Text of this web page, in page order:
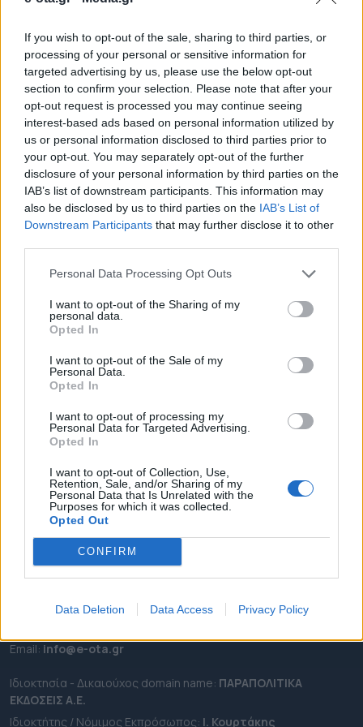
If you wish to opt-out of the sale, sharing to third parties, or
processing of your personal or sensitive information for
targeted advertising by us, please use the below opt-out
section to confirm your selection. Please note that after your
opt-out request is processed you may continue seeing
interest-based ads based on personal information utilized by
us or personal information disclosed to third parties prior to
your opt-out. You may separately opt-out of the further
disclosure of your personal information by third parties on the
IAB’s list of downstream participants. This information may
also be disclosed by us to third parties on the IAB’s List of
Downstream Participants that may further disclose it to other
Personal Data Processing Opt Outs
I want to opt-out of the Sharing of my
personal data.
Opted In
I want to opt-out of the Sale of my
Personal Data.
Opted In
I want to opt-out of processing my
Personal Data for Targeted Advertising.
Opted In
I want to opt-out of Collection, Use,
Retention, Sale, and/or Sharing of my
Personal Data that Is Unrelated with the
Purposes for which it was collected.
Opted Out
CONFIRM
Data Deletion Data Access Privacy Policy
Με δύο νέα ηλεκτροκίνητα φορτηγάκια κλειστού
τύπου OPEL Combo E Cargo και δύο επιτοίχιους
φορτιστές ενισχύθηκε ο Δήμος Αμπελοκήπων-
Μενεμένης για τις υπηρεσιακές ανάγκες του. Η
προμήθεια έγινε στα πλαίσια εκσυγχρονισμού του
Δήμου και του στόλου οχημάτων του, με νέας
τεχνολογίας ηλεκτροκίνητα οχήματα
αντιρρυπαντικής τεχνολογίας για
περιβαλλοντικούς λόγους και λόγους
εξοικονόμησης πόρων. Τα οχήματα αποκτήθηκαν
από […]
10.02.2025 - 17.55
ΡΟΗ ΕΙΔΗΣΕΩΝ
ΕΠΙΚΑΙΡΟΤΗΤΑ
ΠΕΡΙΦΕΡΕΙΕΣ
OTA LEAKS
ΣΥΝΕΝΤΕΥΞΕΙΣ
ΑΠΟΨΕΙΣ
ΠΡΟΣΛΗΨΕΙΣ
e-ota.gr | Ταυτότητα
Καλλιθέα Αττικής
Εmail: info@e-ota.gr
Ιδιοκτησία - Δικαιούχος domain name: ΠΑΡΑΠΟΛΙΤΙΚΑ
ΕΚΔΟΣΕΙΣ A.E.
Ιδιοκτήτης / Νόμιμος Εκπρόσωπος: Ι. Κουρτάκης